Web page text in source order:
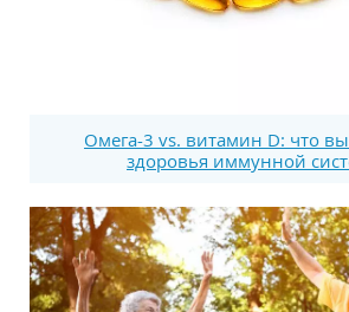
Омега-3 vs. витамин D: что
здоровья иммунной